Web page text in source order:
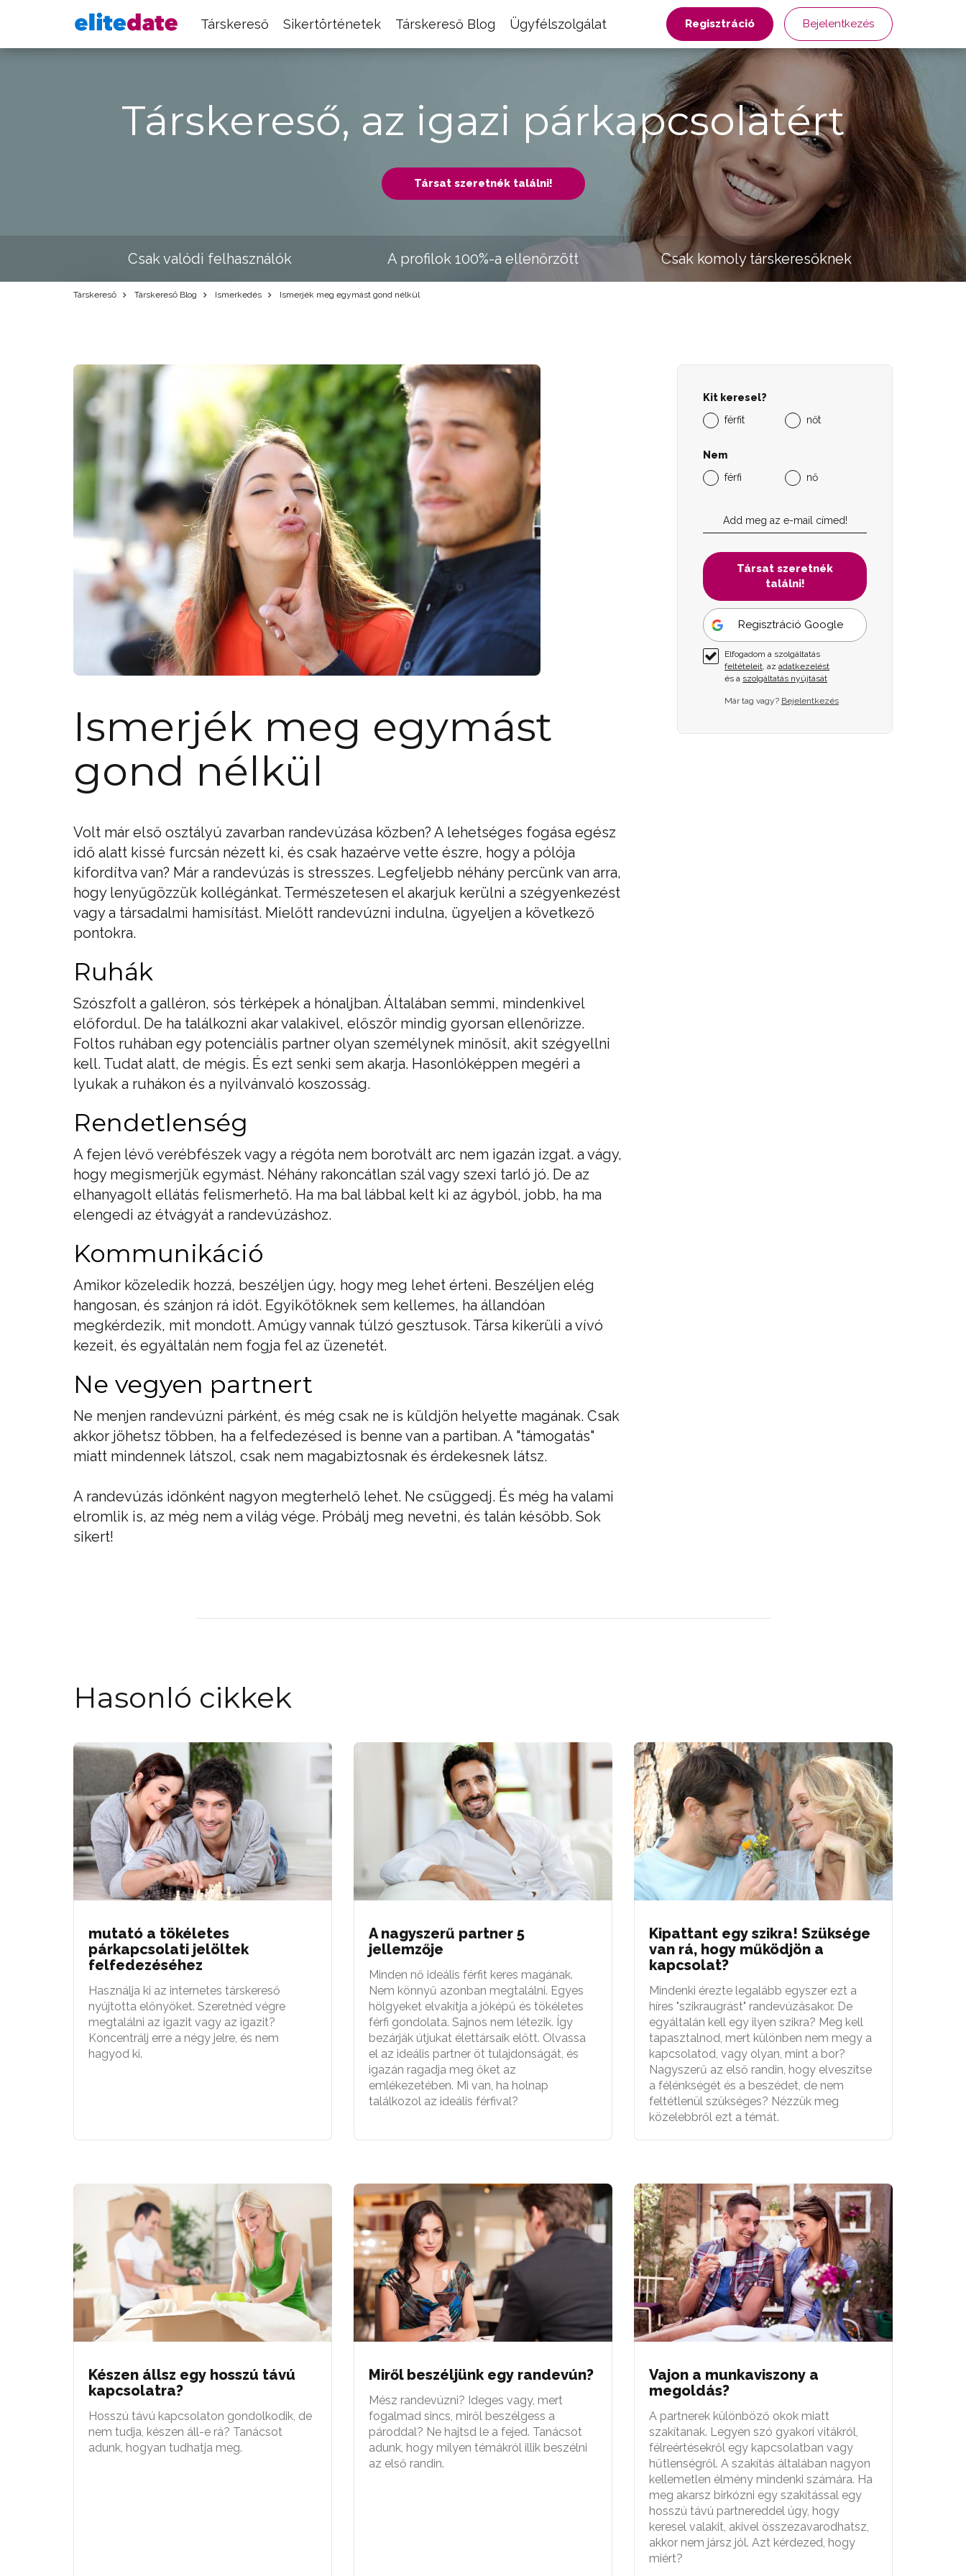
Társkereső Sikertörténetek Társkereső Blog Ügyfélszolgálat Regisztráció Bejelentkezés
Társkereső, az igazi párkapcsolatért
Társat szeretnék találni!
Csak valódi felhasználók A profilok 100%-a ellenőrzött Csak komoly társkeresőknek
Társkereső Társkereső Blog Ismerkedés Ismerjék meg egymást gond nélkül
Ismerjék meg egymást
gond nélkül
Volt már első osztályú zavarban randevúzása közben? A lehetséges fogása egész
idő alatt kissé furcsán nézett ki, és csak hazaérve vette észre, hogy a pólója
kifordítva van? Már a randevúzás is stresszes. Legfeljebb néhány percünk van arra,
hogy lenyűgözzük kollégánkat. Természetesen el akarjuk kerülni a szégyenkezést
vagy a társadalmi hamisítást. Mielőtt randevúzni indulna, ügyeljen a következő
pontokra.
Ruhák
Szószfolt a galléron, sós térképek a hónaljban. Általában semmi, mindenkivel
előfordul. De ha találkozni akar valakivel, először mindig gyorsan ellenőrizze.
Foltos ruhában egy potenciális partner olyan személynek minősít, akit szégyellni
kell. Tudat alatt, de mégis. És ezt senki sem akarja. Hasonlóképpen megéri a
lyukak a ruhákon és a nyilvánvaló koszosság.
Rendetlenség
A fejen lévő verébfészek vagy a régóta nem borotvált arc nem igazán izgat. a vágy,
hogy megismerjük egymást. Néhány rakoncátlan szál vagy szexi tarló jó. De az
elhanyagolt ellátás felismerhető. Ha ma bal lábbal kelt ki az ágyból, jobb, ha ma
elengedi az étvágyát a randevúzáshoz.
Kommunikáció
Amikor közeledik hozzá, beszéljen úgy, hogy meg lehet érteni. Beszéljen elég
hangosan, és szánjon rá időt. Egyikőtöknek sem kellemes, ha állandóan
megkérdezik, mit mondott. Amúgy vannak túlzó gesztusok. Társa kikerüli a vívó
kezeit, és egyáltalán nem fogja fel az üzenetét.
Ne vegyen partnert
Ne menjen randevúzni párként, és még csak ne is küldjön helyette magának. Csak
akkor jöhetsz többen, ha a felfedezésed is benne van a partiban. A "támogatás"
miatt mindennek látszol, csak nem magabiztosnak és érdekesnek látsz.
A randevúzás időnként nagyon megterhelő lehet. Ne csüggedj. És még ha valami
elromlik is, az még nem a világ vége. Próbálj meg nevetni, és talán később. Sok
sikert!
Kit keresel?
férfit
nőt
Nem
férfi
nő
Társat szeretnék
találni!
Regisztráció Google
Elfogadom a szolgáltatás
feltételeit, az adatkezelést
és a szolgáltatás nyújtását
Már tag vagy? Bejelentkezés
Hasonló cikkek
mutató a tökéletes
párkapcsolati jelöltek
felfedezéséhez
Használja ki az internetes társkereső
nyújtotta előnyöket. Szeretnéd végre
megtalálni az igazit vagy az igazit?
Koncentrálj erre a négy jelre, és nem
hagyod ki.
A nagyszerű partner 5
jellemzője
Minden nő ideális férfit keres magának.
Nem könnyű azonban megtalálni. Egyes
hölgyeket elvakítja a jóképű és tökéletes
férfi gondolata. Sajnos nem létezik. Így
bezárják útjukat élettársaik előtt. Olvassa
el az ideális partner öt tulajdonságát, és
igazán ragadja meg őket az
emlékezetében. Mi van, ha holnap
találkozol az ideális férfival?
Kipattant egy szikra! Szüksége
van rá, hogy működjön a
kapcsolat?
Mindenki érezte legalább egyszer ezt a
híres "szikraugrást" randevúzásakor. De
egyáltalán kell egy ilyen szikra? Meg kell
tapasztalnod, mert különben nem megy a
kapcsolatod, vagy olyan, mint a bor?
Nagyszerű az első randin, hogy elveszítse
a félénkségét és a beszédet, de nem
feltétlenül szükséges? Nézzük meg
közelebbről ezt a témát.
Készen állsz egy hosszú távú
kapcsolatra?
Hosszú távú kapcsolaton gondolkodik, de
nem tudja, készen áll-e rá? Tanácsot
adunk, hogyan tudhatja meg.
Miről beszéljünk egy randevún?
Mész randevúzni? Ideges vagy, mert
fogalmad sincs, miről beszélgess a
pároddal? Ne hajtsd le a fejed. Tanácsot
adunk, hogy milyen témákról illik beszélni
az első randin.
Vajon a munkaviszony a
megoldás?
A partnerek különböző okok miatt
szakítanak. Legyen szó gyakori vitákról,
félreértésekről egy kapcsolatban vagy
hűtlenségről. A szakítás általában nagyon
kellemetlen élmény mindenki számára. Ha
meg akarsz birkózni egy szakítással egy
hosszú távú partnereddel úgy, hogy
keresel valakit, akivel összezavarodhatsz,
akkor nem jársz jól. Azt kérdezed, hogy
miért?